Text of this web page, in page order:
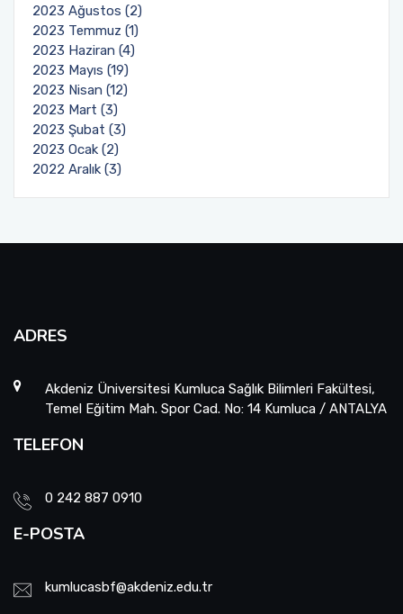
2023 Ağustos (2)
2023 Temmuz (1)
2023 Haziran (4)
2023 Mayıs (19)
2023 Nisan (12)
2023 Mart (3)
2023 Şubat (3)
2023 Ocak (2)
2022 Aralık (3)
ADRES
Akdeniz Üniversitesi Kumluca Sağlık Bilimleri Fakültesi,
Temel Eğitim Mah. Spor Cad. No: 14 Kumluca / ANTALYA
TELEFON
0 242 887 0910
E-POSTA
kumlucasbf@akdeniz.edu.tr